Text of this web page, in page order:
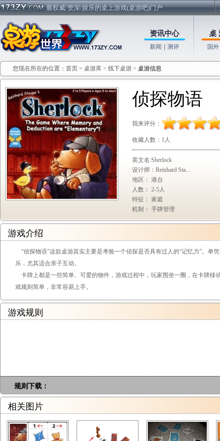
最权威/资深/娱乐的桌上游戏(桌游吧)门户
资讯中心
新闻 测评
桌
国外
您现在所在的位置： 首页 > 桌游库 > 线下桌游 > 桌游信息
侦探物语
我来评分：
收藏人数： 1人
英文名:Sherlock
设计师：Reinhard Sta...
地区： 港台
人数： 2-5人
特征： 家庭
机制： 手牌管理
游戏介绍
“侦探物语”这款桌游其实主要是考验一个侦探是否具有过人的“记忆力”。单
乐，尤其适合亲子互动。
卡牌上都是一些简单、可爱的物件，游戏过程中，玩家围坐一圈，在卡牌移
戏规则简单，非常容易上手。
游戏规则
规则下载：
相关图片